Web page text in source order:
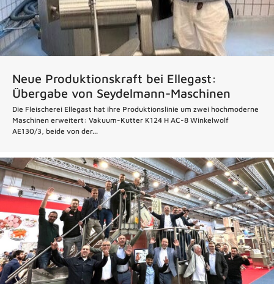
Neue Produktionskraft bei Ellegast:
Übergabe von Seydelmann-Maschinen
Die Fleischerei Ellegast hat ihre Produktionslinie um zwei hochmoderne
Maschinen erweitert: Vakuum-Kutter K124 H AC-8 Winkelwolf
AE130/3, beide von der...